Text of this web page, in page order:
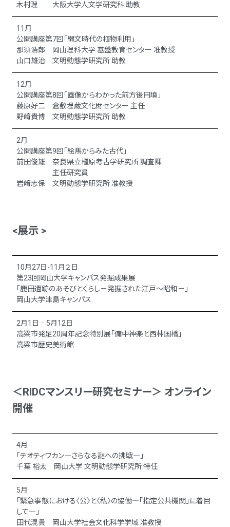
木村理 大阪大学人文学研究科 助教
11月
公開講座第7回「縄文時代の植物利用」
那須浩郎 岡山理科大学 基盤教育センター 准教授
山口雄治 文明動態学研究所 助教
12月
公開講座第8回「画像からわかった前方後円墳」
藤原好二 倉敷埋蔵文化財センター 主任
野﨑貴博 文明動態学研究所 助教
2月
公開講座第9回「絵馬からみた古代」
前田俊雄 奈良県立橿原考古学研究所 調査課
主任研究員
岩﨑志保 文明動態学研究所 准教授
<展示 >
10月27日-11月２日
第23回岡山大学キャンパス発掘成果展
「鹿田遺跡のあそびとくらし－発掘された江戸～昭和－」
岡山大学津島キャンパス
2月1日‐5月12日
高梁市発足20周年記念特別展「備中神楽と西林国橋」
高梁市歴史美術館
＜RIDCマンスリー研究セミナー＞ オンライン
開催
4月
「テオティワカン―さらなる謎への挑戦―」
千葉 裕太 岡山大学 文明動態学研究所 特任
5月
「緊急事態における〈公〉と〈私〉の協働―「指定公共機関」に着目
して―」
田代滉貴 岡山大学社会文化科学学域 准教授